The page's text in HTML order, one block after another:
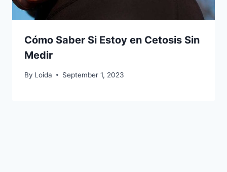
Cómo Saber Si Estoy en Cetosis Sin
Medir
By Loida September 1, 2023